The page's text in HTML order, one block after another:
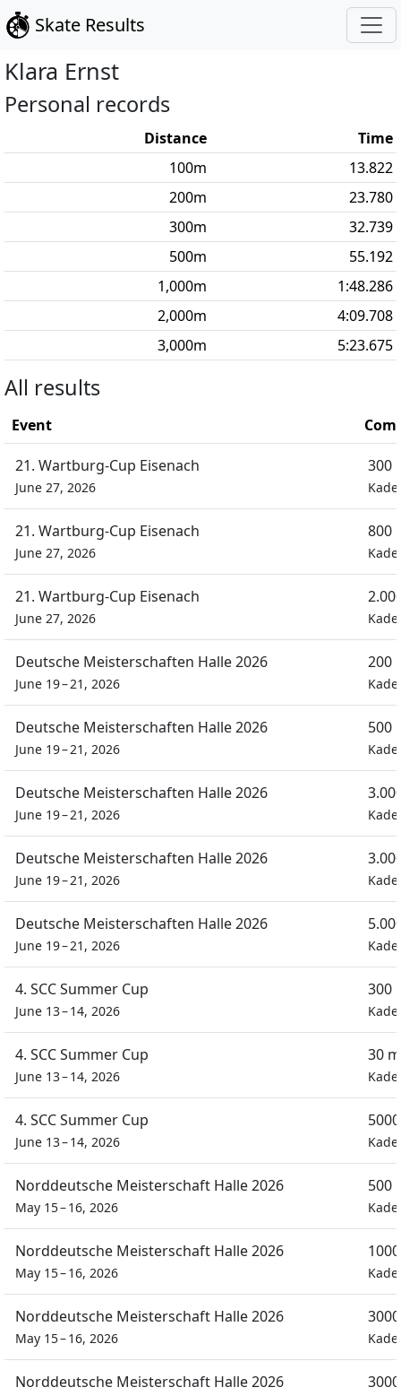
Skate Results
Klara Ernst
Personal records
Distance
Time
100m
13.822
200m
23.780
300m
32.739
500m
55.192
1,000m
1:48.286
2,000m
4:09.708
3,000m 5:23.675
All results
Event
21. Wartburg-Cup Eisenach
June 27, 2026
300
21. Wartburg-Cup Eisenach
June 27, 2026
800
21. Wartburg-Cup Eisenach
June 27, 2026
Deutsche Meisterschaften Halle 2026
June 19 – 21, 2026
200
Deutsche Meisterschaften Halle 2026
June 19 – 21, 2026
500
Deutsche Meisterschaften Halle 2026
June 19 – 21, 2026
Deutsche Meisterschaften Halle 2026
June 19 – 21, 2026
Deutsche Meisterschaften Halle 2026
June 19 – 21, 2026
4. SCC Summer Cup
June 13 – 14, 2026
300
4. SCC Summer Cup
June 13 – 14, 2026
30
4. SCC Summer Cup
June 13 – 14, 2026
Norddeutsche Meisterschaft Halle 2026
May 15 – 16, 2026
500
Norddeutsche Meisterschaft Halle 2026
May 15 – 16, 2026
Norddeutsche Meisterschaft Halle 2026
May 15 – 16, 2026
Norddeutsche Meisterschaft Halle 2026